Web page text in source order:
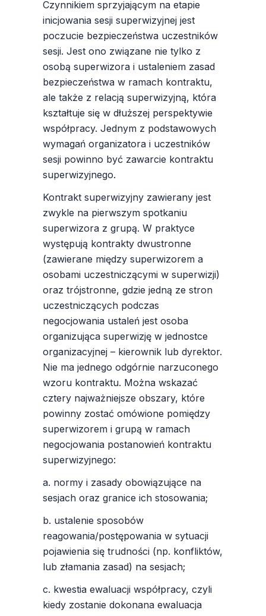
Czynnikiem sprzyjającym na etapie
inicjowania sesji superwizyjnej jest
poczucie bezpieczeństwa uczestników
sesji. Jest ono związane nie tylko z
osobą superwizora i ustaleniem zasad
bezpieczeństwa w ramach kontraktu,
ale także z relacją superwizyjną, która
kształtuje się w dłuższej perspektywie
współpracy. Jednym z podstawowych
wymagań organizatora i uczestników
sesji powinno być zawarcie kontraktu
superwizyjnego.
Kontrakt superwizyjny zawierany jest
zwykle na pierwszym spotkaniu
superwizora z grupą. W praktyce
występują kontrakty dwustronne
(zawierane między superwizorem a
osobami uczestniczącymi w superwizji)
oraz trójstronne, gdzie jedną ze stron
uczestniczących podczas
negocjowania ustaleń jest osoba
organizująca superwizję w jednostce
organizacyjnej – kierownik lub dyrektor.
Nie ma jednego odgórnie narzuconego
wzoru kontraktu. Można wskazać
cztery najważniejsze obszary, które
powinny zostać omówione pomiędzy
superwizorem i grupą w ramach
negocjowania postanowień kontraktu
superwizyjnego:
a. normy i zasady obowiązujące na
sesjach oraz granice ich stosowania;
b. ustalenie sposobów
reagowania/postępowania w sytuacji
pojawienia się trudności (np. konfliktów,
lub złamania zasad) na sesjach;
c. kwestia ewaluacji współpracy, czyli
kiedy zostanie dokonana ewaluacja